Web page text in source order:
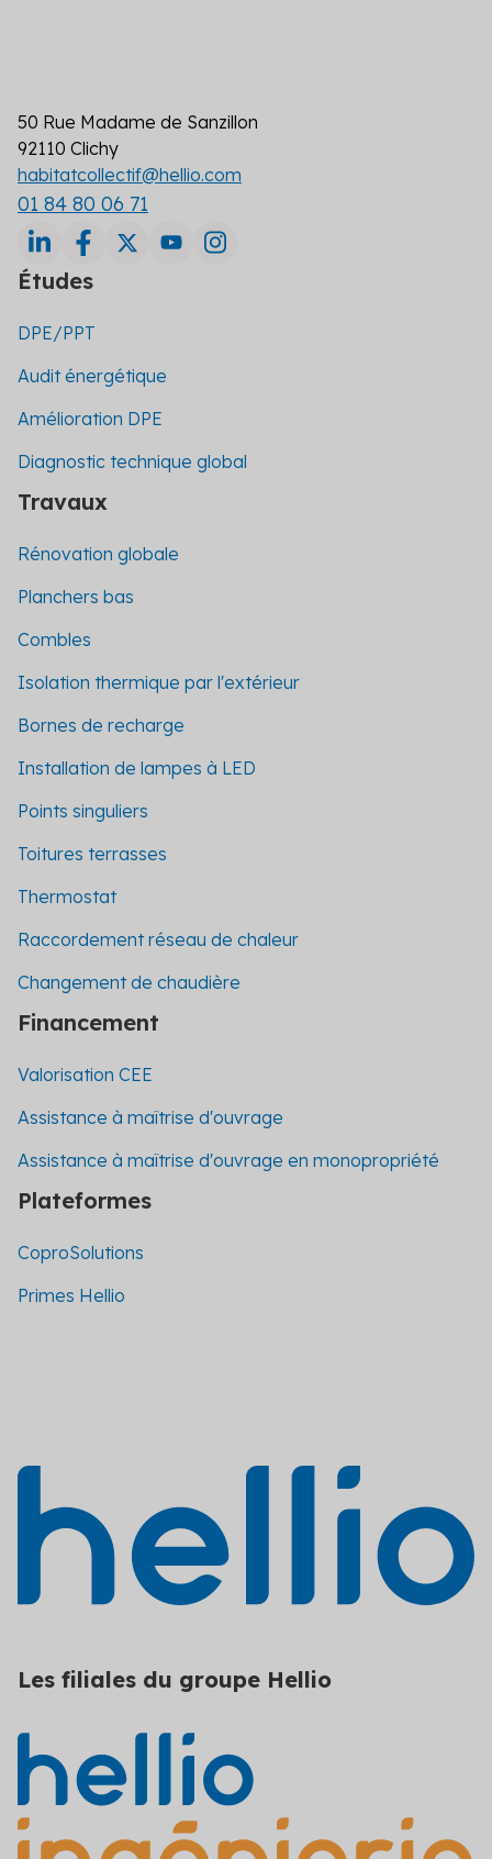
50 Rue Madame de Sanzillon
92110 Clichy
habitatcollectif@hellio.com
01 84 80 06 71
Études
DPE/PPT
Audit énergétique
Amélioration DPE
Diagnostic technique global
Travaux
Rénovation globale
Planchers bas
Combles
Isolation thermique par l'extérieur
Bornes de recharge
Installation de lampes à LED
Points singuliers
Toitures terrasses
Thermostat
Raccordement réseau de chaleur
Changement de chaudière
Financement
Valorisation CEE
Assistance à maîtrise d'ouvrage
Assistance à maîtrise d'ouvrage en monopropriété
Plateformes
CoproSolutions
Primes Hellio
Les filiales du groupe Hellio